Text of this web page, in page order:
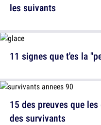
11 signes que t'es la
les suivants
15 des preuves que
des survivants